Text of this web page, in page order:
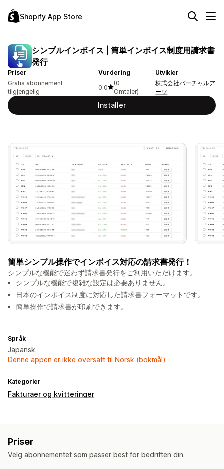
Shopify App Store
シンプルインボイス | 簡単インボイス制度用請求書
発行
Priser
Gratis abonnement
tilgjengelig
Vurdering
0.0
(0
Omtaler)
Utvikler
株式会社バーチャルア
ーツ
Installer
簡単シンプル操作でインボイス対応の請求書発行！
シンプルな機能で迷わず請求書発行をご利用いただけます。
シンプルな機能で複雑な設定は必要ありません。
日本のインボイス制度に対応した請求書フォーマットです。
簡単操作で請求書が印刷できます。
Språk
Japansk
Denne appen er ikke oversatt til Norsk (bokmål)
Kategorier
Fakturaer og kvitteringer
Priser
Velg abonnementet som passer best for bedriften din.